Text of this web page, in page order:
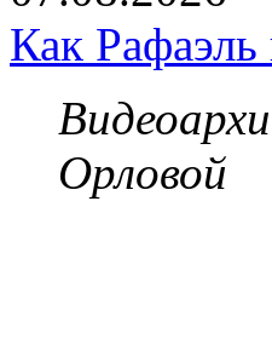
Как Рафаэль
Орловой